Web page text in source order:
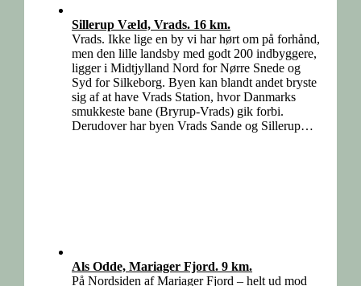
Sillerup Væld, Vrads. 16 km.
Vrads. Ikke lige en by vi har hørt om på forhånd,
men den lille landsby med godt 200 indbyggere,
ligger i Midtjylland Nord for Nørre Snede og
Syd for Silkeborg. Byen kan blandt andet bryste
sig af at have Vrads Station, hvor Danmarks
smukkeste bane (Bryrup-Vrads) gik forbi.
Derudover har byen Vrads Sande og Sillerup…
Als Odde, Mariager Fjord. 9 km.
På Nordsiden af Mariager Fjord – helt ud mod